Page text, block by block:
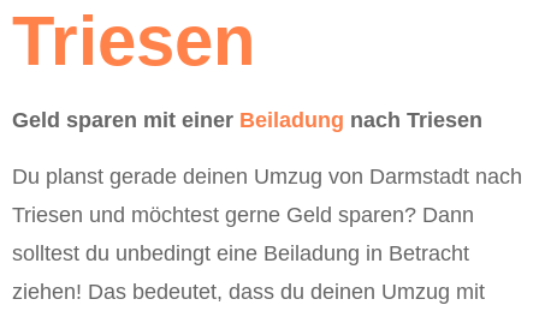
Triesen
Geld sparen mit einer Beiladung nach Triesen
Du planst gerade deinen Umzug von Darmstadt nach
Triesen und möchtest gerne Geld sparen? Dann
solltest du unbedingt eine Beiladung in Betracht
ziehen! Das bedeutet, dass du deinen Umzug mit